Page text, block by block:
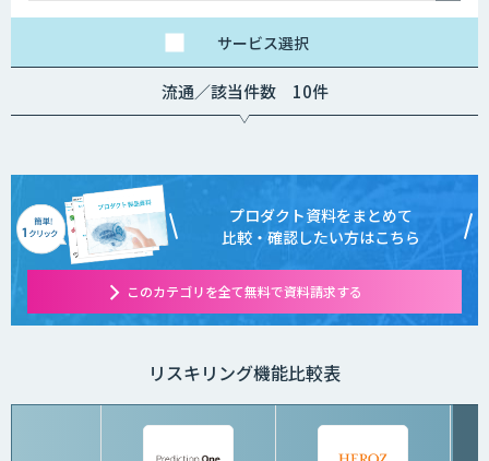
サービス選択
流通／該当件数 10件
プロダクト資料をまとめて
比較・確認したい方はこちら
このカテゴリを全て無料で資料請求する
リスキリング機能比較表